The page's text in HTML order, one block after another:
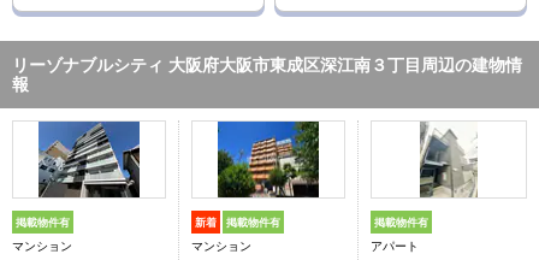
リーゾナブルシティ 大阪府大阪市東成区深江南３丁目周辺の建物情
報
掲載物件有
マンション
新着 掲載物件有
マンション
掲載物件有
アパート